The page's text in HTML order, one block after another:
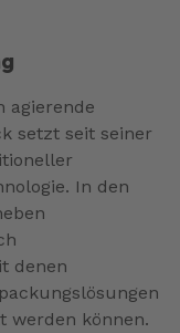
agierende
setzt seit seiner
In den
denen
werden können.